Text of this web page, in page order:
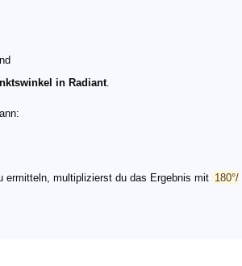
in Radiant.
ermitteln, multiplizierst du das Ergebnis mit 180°/